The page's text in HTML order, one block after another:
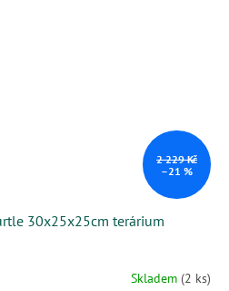
2 229 Kč
–21 %
30x25x25cm terárium
Skladem (2 ks)